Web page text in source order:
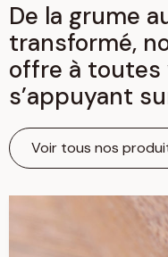
De la grume
transformé,
offre à toutes
s’appuyant
Voir tous nos